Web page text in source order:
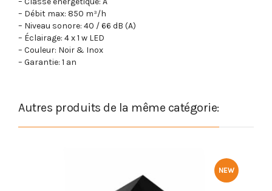
– Débit max: 850 m³/h
– Niveau sonore: 40 / 66 dB (A)
– Éclairage: 4 x 1 w LED
– Couleur: Noir & Inox
– Garantie: 1 an
Autres produits de la même catégorie:
NEW